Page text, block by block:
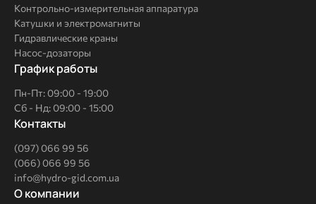
Контрольно-измерительная аппаратура
Катушки и электромагниты
Гидравлические краны
Насос-дозаторы
График работы
Пн-Пт: 09:00 - 19:00
Сб - Нд: 09:00 - 15:00
Контакты
(097) 066 99 56
(066) 066 99 56
info@hydro-gid.com.ua
О
О компании